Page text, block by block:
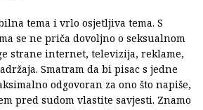
tema i vrlo osjetljiva tema. S
se ne priča dovoljno o seksualnom
strane internet, televizija, reklame,
Smatram da bi pisac s jedne
odgovoran za ono što napiše,
pred sudom vlastite savjesti. Znamo